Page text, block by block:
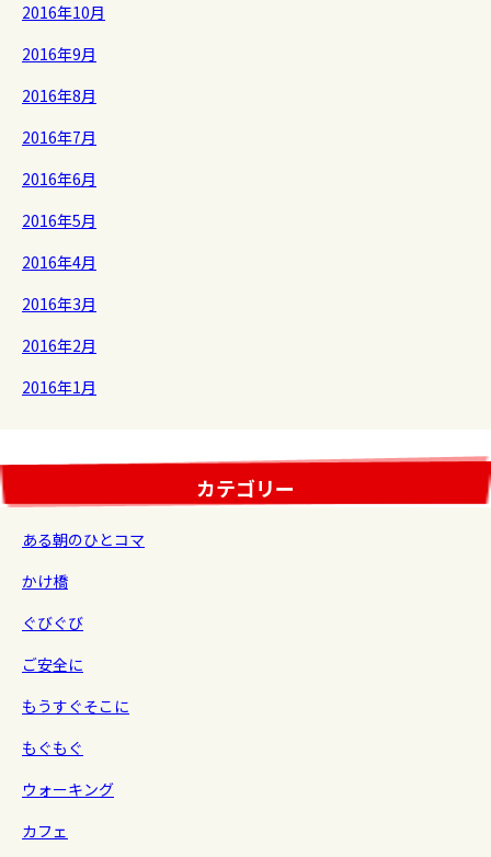
2016年10月
2016年9月
2016年8月
2016年7月
2016年6月
2016年5月
2016年4月
2016年3月
2016年2月
2016年1月
カテゴリー
ある朝のひとコマ
かけ橋
ぐびぐび
ご安全に
もうすぐそこに
もぐもぐ
ウォーキング
カフェ